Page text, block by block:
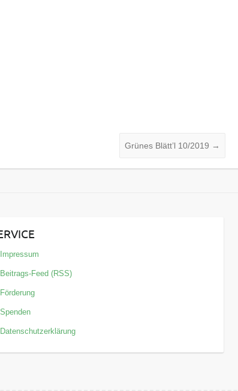
Grünes Blätt’l 10/2019 →
Impressum
Beitrags-Feed (RSS)
Förderung
Spenden
Datenschutzerklärung